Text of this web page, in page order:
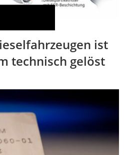
ist
technisch gelöst